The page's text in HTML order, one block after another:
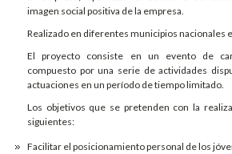
imagen social positiva de la empresa.
Realizado en diferentes municipios nacionales
El proyecto consiste en un evento de
compuesto por una serie de actividades
actuaciones en un período de tiempo limitado.
Los objetivos que se pretenden con la
siguientes:
Facilitar el posicionamiento personal de los